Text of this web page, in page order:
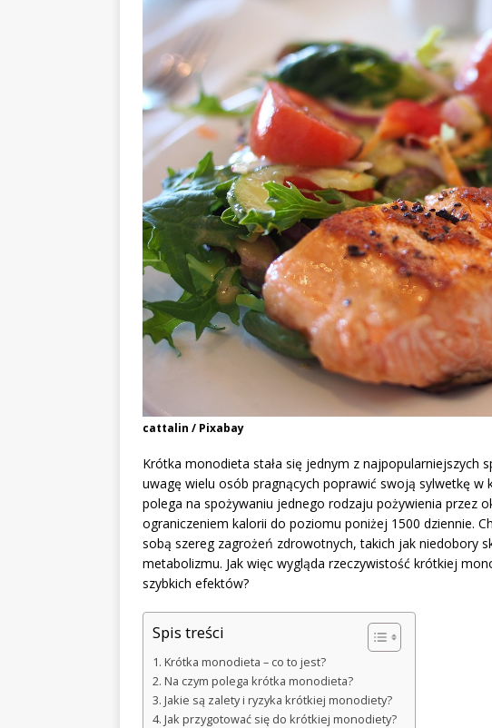
cattalin / Pixabay
Krótka monodieta stała się jednym z najpopularniejszych
uwagę wielu osób pragnących poprawić swoją sylwetkę w
polega na spożywaniu jednego rodzaju pożywienia przez
ograniczeniem kalorii do poziomu poniżej 1500 dziennie.
sobą szereg zagrożeń zdrowotnych, takich jak niedobory
metabolizmu. Jak więc wygląda rzeczywistość krótkiej
szybkich efektów?
Spis treści
Krótka monodieta – co to jest?
Na czym polega krótka monodieta?
Jakie są zalety i ryzyka krótkiej monodiety?
Jak przygotować się do krótkiej monodiety?